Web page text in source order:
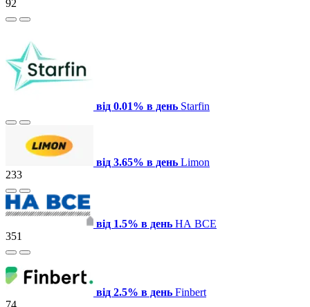
92
від 0.01% в день Starfin
від 3.65% в день Limon
233
від 1.5% в день НА ВСЕ
351
від 2.5% в день Finbert